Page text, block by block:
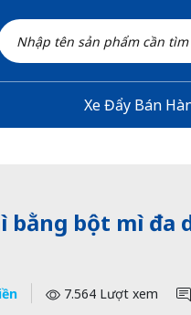
Xe Đẩy Bán
bằng bột mì đa
7.564 Lượt xem